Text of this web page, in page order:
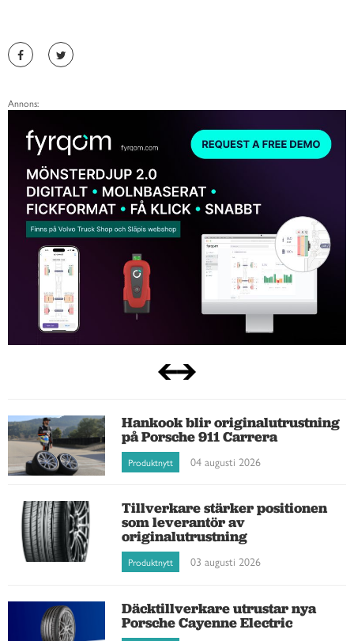
Annons:
Hankook blir originalutrustning
på Porsche 911 Carrera
Produktnytt 04 augusti 2026
Tillverkare stärker positionen
som leverantör av
originalutrustning
Produktnytt 03 augusti 2026
Däcktillverkare utrustar nya
Porsche Cayenne Electric